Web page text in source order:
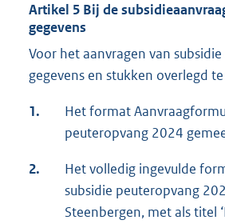
Artikel 5 Bij de
gegevens
Voor het aanvragen van
gegevens en stukken overlegd
1.
Het format
peuteropvang 2024
2.
Het volledig ingevulde
subsidie peuteropvang
Steenbergen, met als titel